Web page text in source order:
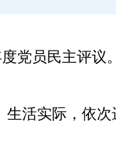
党员民主评议
活实际，依